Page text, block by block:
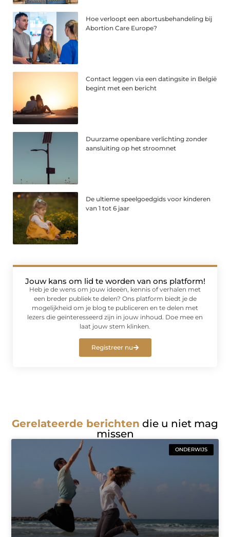
Hoe verloopt een abortusbehandeling bij
Abortion Care Europe?
Contact leggen via een datingsite in België
begint met een bericht
Duurzame openbare verlichting zonder
aansluiting op het stroomnet
De ultieme speelgoedgids voor kinderen
van 1 tot 6 jaar
Jouw kans om lid te worden van ons platform!
Heb je de wens om jouw ideeën, kennis of verhalen met
een breder publiek te delen? Ons platform biedt je de
mogelijkheid om je blog te publiceren en te delen met
lezers die geïnteresseerd zijn in jouw inhoud. Doe mee en
laat jouw stem klinken.
Registreer nu
Gerelateerde berichten die u niet mag
missen
ONDERWIJS